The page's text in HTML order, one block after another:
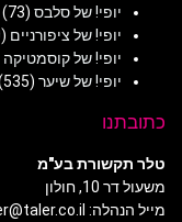
יופי! של סלבס (73)
יופי! של ציפורניים (259)
יופי! של קוסמטיקה
יופי! של שיער (535)
כתובתנו
טלר תקשורת בע"מ
משעול דר 10, חולון
מייל הנהלה: taler@taler.co.il